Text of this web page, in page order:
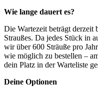
Wie lange dauert es?
Die Wartezeit beträgt derzeit
Straußes. Da jedes Stück in
wir über 600 Sträuße pro
wie möglich zu bestellen –
dein Platz in der Warteliste
Deine Optionen